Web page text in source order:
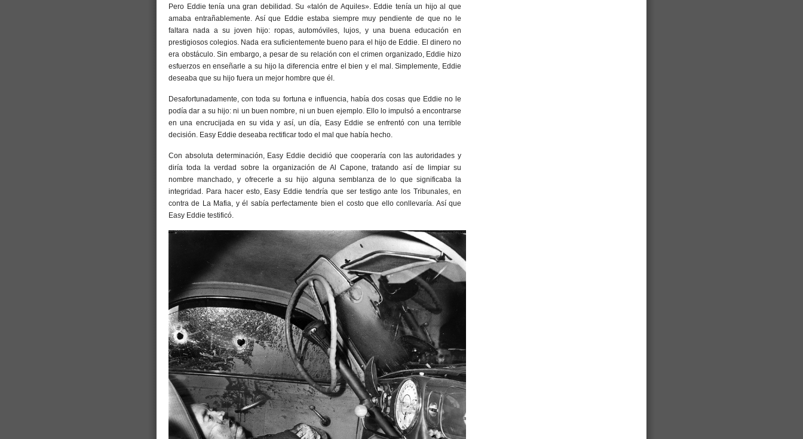
Pero Eddie tenía una gran debilidad. Su «talón de Aquiles». Eddie tenía un hijo al que
amaba entrañablemente. Así que Eddie estaba siempre muy pendiente de que no le
faltara nada a su joven hijo: ropas, automóviles, lujos, y una buena educación en
prestigiosos colegios. Nada era suficientemente bueno para el hijo de Eddie. El dinero no
era obstáculo. Sin embargo, a pesar de su relación con el crimen organizado, Eddie hizo
esfuerzos en enseñarle a su hijo la diferencia entre el bien y el mal. Simplemente, Eddie
deseaba que su hijo fuera un mejor hombre que él.
Desafortunadamente, con toda su fortuna e influencia, había dos cosas que Eddie no le
podía dar a su hijo: ni un buen nombre, ni un buen ejemplo. Ello lo impulsó a encontrarse
en una encrucijada en su vida y así, un día, Easy Eddie se enfrentó con una terrible
decisión. Easy Eddie deseaba rectificar todo el mal que había hecho.
Con absoluta determinación, Easy Eddie decidió que cooperaría con las autoridades y
diría toda la verdad sobre la organización de Al Capone, tratando así de limpiar su
nombre manchado, y ofrecerle a su hijo alguna semblanza de lo que significaba la
integridad. Para hacer esto, Easy Eddie tendría que ser testigo ante los Tribunales, en
contra de La Mafia, y él sabía perfectamente bien el costo que ello conllevaría. Así que
Easy Eddie testificó.